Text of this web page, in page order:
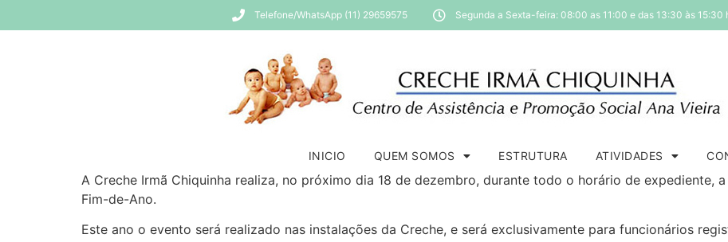
Telefone/WhatsApp (11) 29659575 Segunda a Sexta-feira: 08:00 as 11:00 e das 13:30 às 15:30
INICIO QUEM SOMOS ESTRUTURA ATIVIDADES
A Creche Irmã Chiquinha realiza, no próximo dia 18 de dezembro, durante todo o horário de expediente,
Fim-de-Ano.
Este ano o evento será realizado nas instalações da Creche, e será exclusivamente para funcionários